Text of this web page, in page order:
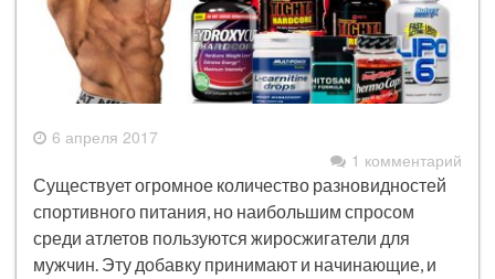
6 апреля 2017
1 комментарий
Существует огромное количество разновидностей
спортивного питания, но наибольшим спросом
среди атлетов пользуются жиросжигатели для
мужчин. Эту добавку принимают и начинающие, и